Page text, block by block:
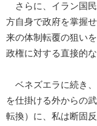
さらに、イラン国
方自身で政府を掌握
来の体制転覆の狙い
政権に対する直接的
ベネズエラに続き
を仕掛ける外からの
転換）に、私は断固